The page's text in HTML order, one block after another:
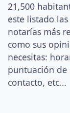
21,500
este listado
notarías más
como sus
necesitas:
puntuación de
contacto, etc...